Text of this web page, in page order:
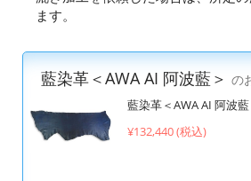
ます。
藍染革＜AWA AI 阿波藍＞ の
藍染革＜AWA AI 阿波藍
¥132,440 (税込)